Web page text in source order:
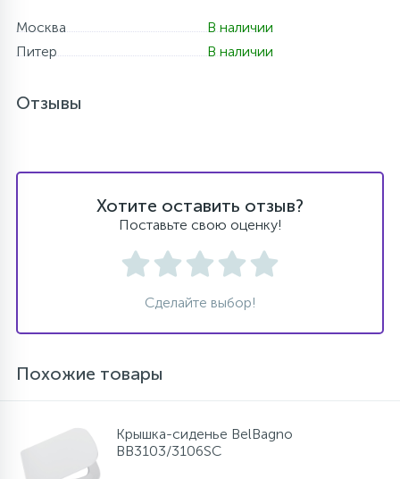
Москва
В наличии
Питер
В наличии
Отзывы
Хотите оставить отзыв?
Поставьте свою оценку!
Сделайте выбор!
Похожие товары
Крышка-сиденье BelBagno
BB3103/3106SC